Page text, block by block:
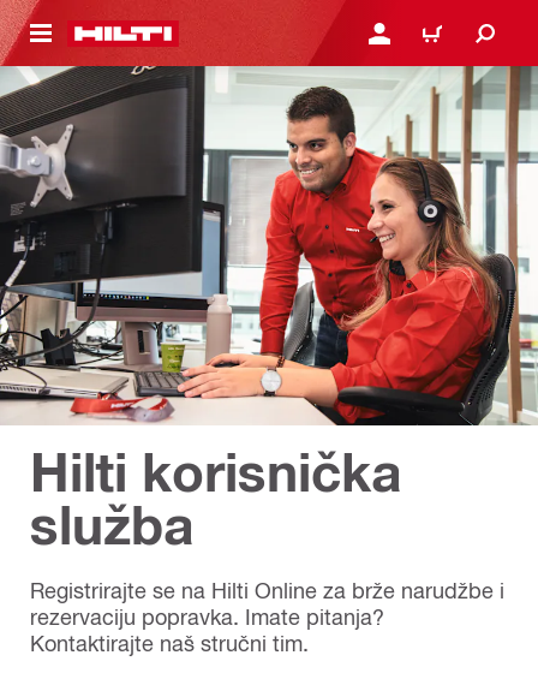
GLAVNI SADRŽAJ PRIJAVI SE ILI SE
KOŠARICA
Hilti korisnička
služba
Registrirajte se na Hilti Online za brže narudžbe i
rezervaciju popravka. Imate pitanja?
Kontaktirajte naš stručni tim.